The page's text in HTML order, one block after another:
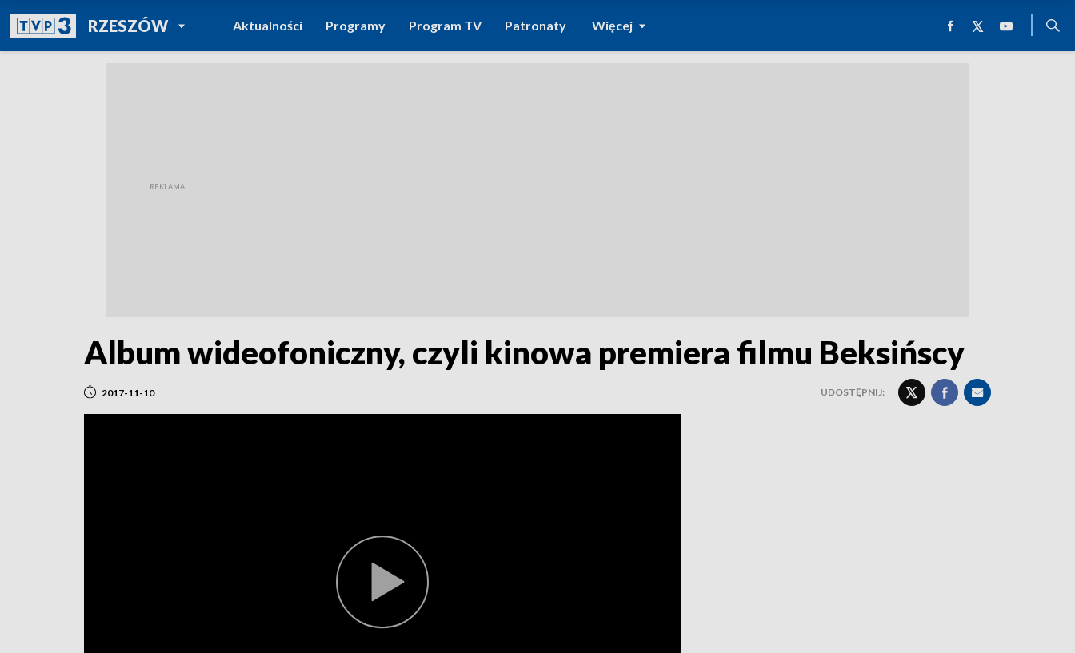
RZESZÓWPOWRÓT DO
TVP REGIONY
Aktualności Programy Program TV Patronaty Więcej
Album wideofoniczny, czyli kinowa premiera filmu Beksińscy
2017-11-10 UDOSTĘPNIJ: